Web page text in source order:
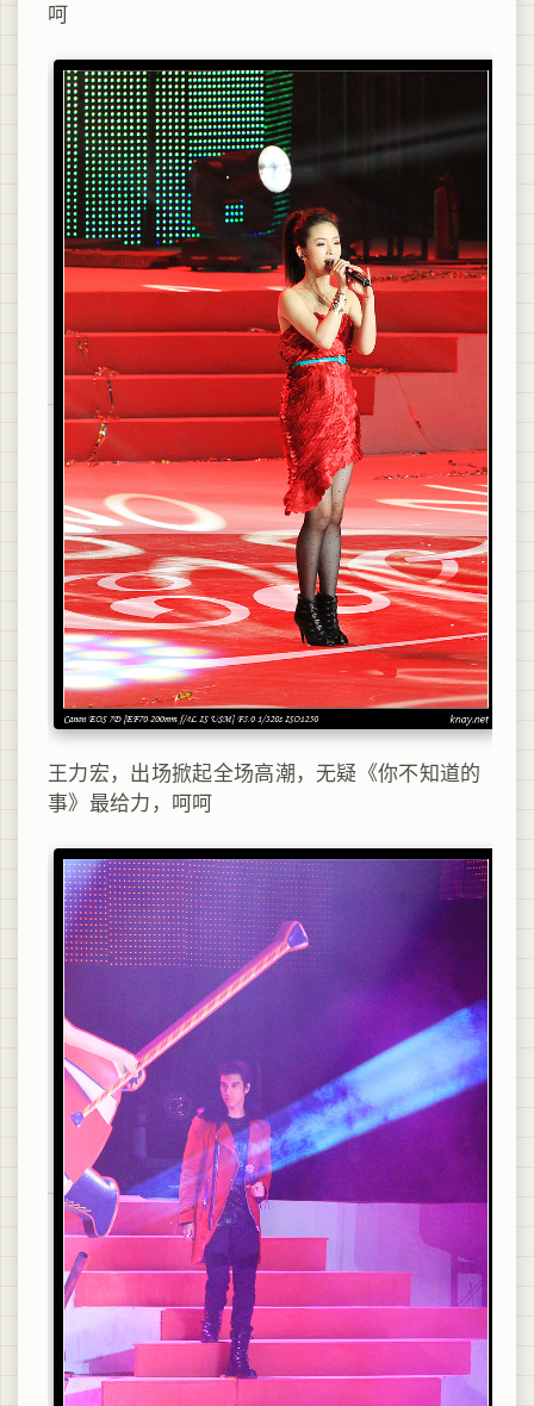
呵
王力宏，出场掀起全场高潮，无疑《你不知道的
事》最给力，呵呵